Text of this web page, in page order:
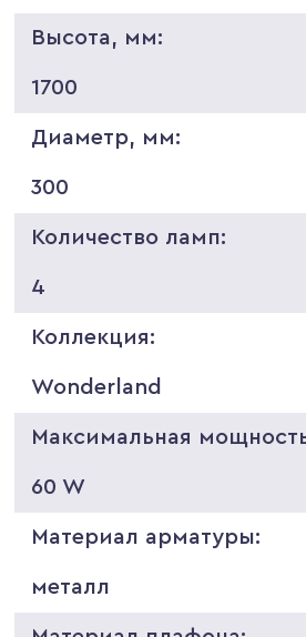
Высота, мм:
1700
Диаметр, мм:
300
Количество ламп:
4
Коллекция:
Wonderland
Максимальная
60 W
Материал арматуры:
металл